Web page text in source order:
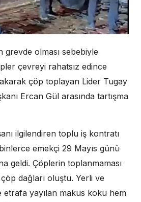
grevde olması sebebiyle
çevreyi rahatsız edince
çöp toplayan Lider Tugay
Ercan Gül arasında tartışma
ilgilendiren toplu iş kontratı
emekçi 29 Mayıs günü
geldi. Çöplerin toplanmaması
dağları oluştu. Yerli ve
yayılan makus koku hem